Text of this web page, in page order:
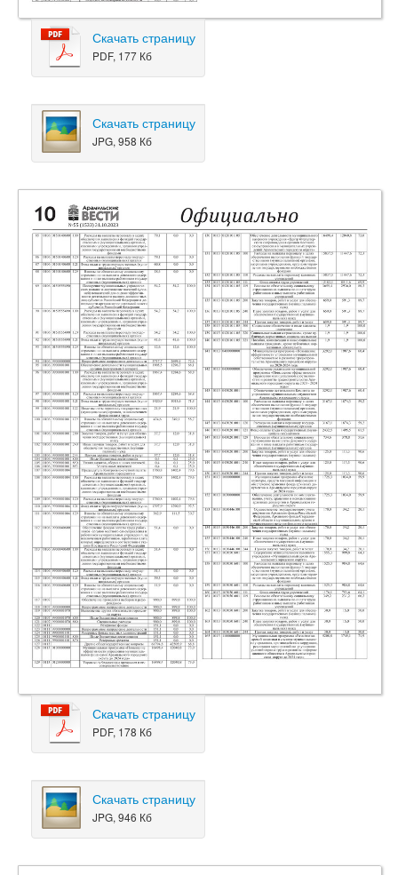
Скачать страницу
PDF, 177 Кб
Скачать страницу
JPG, 958 Кб
Скачать страницу
PDF, 178 Кб
Скачать страницу
JPG, 946 Кб